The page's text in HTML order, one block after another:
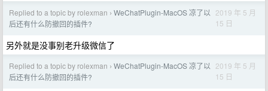
Replied to a topic by rolexman › WeChatPlugin-MacOS 凉了以
后还有什么防撤回的插件?
2019 年 5 月
15 日
另外就是没事别老升级微信了
Replied to a topic by rolexman › WeChatPlugin-MacOS 凉了以
后还有什么防撤回的插件?
2019 年 5 月
15 日